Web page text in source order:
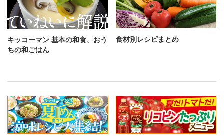
キッコーマン 基本の和食、おう
ちの和ごはん
食材別レシピまとめ